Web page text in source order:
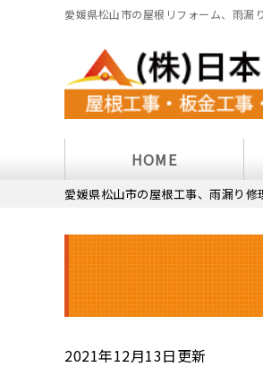
愛媛県松山市の屋根リフォーム、雨漏
HOME
愛媛県松山市の屋根工事、雨漏り修
2021年12月13日更新